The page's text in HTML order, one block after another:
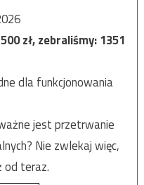
zł, zebraliśmy:1351
dla funkcjonowania
jest przetrwanie
Nie zwlekaj więc,
od teraz.